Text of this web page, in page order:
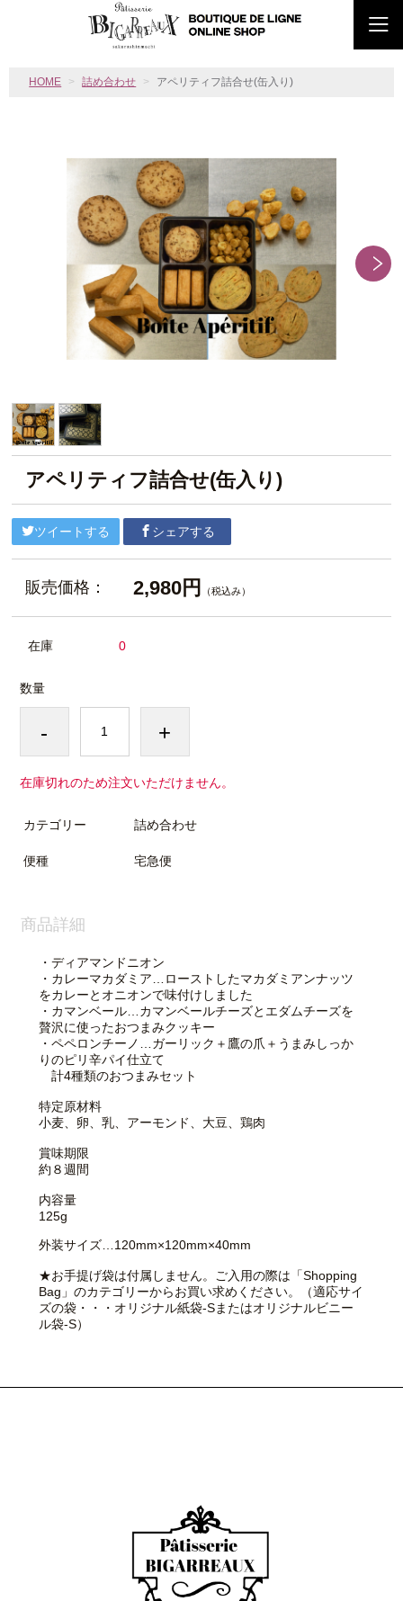
HOME 詰め合わせ アペリティフ詰合せ(缶入り)
アペリティフ詰合せ(缶入り)
ツイートする シェアする
販売価格： 2,980円 （税込み）
在庫 0
数量
- +
在庫切れのため注文いただけません。
カテゴリー 詰め合わせ
便種 宅急便
商品詳細
・ディアマンドニオン
・カレーマカダミア…ローストしたマカダミアンナッツ
をカレーとオニオンで味付けしました
・カマンベール…カマンベールチーズとエダムチーズを
贅沢に使ったおつまみクッキー
・ペペロンチーノ…ガーリック＋鷹の爪＋うまみしっか
りのピリ辛パイ仕立て
計4種類のおつまみセット
特定原材料
小麦、卵、乳、アーモンド、大豆、鶏肉
賞味期限
約８週間
内容量
125g
外装サイズ…120mm×120mm×40mm
★お手提げ袋は付属しません。ご入用の際は「Shopping
Bag」のカテゴリーからお買い求めください。（適応サイ
ズの袋・・・オリジナル紙袋-Sまたはオリジナルビニー
ル袋-S）